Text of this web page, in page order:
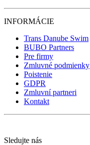
INFORMÁCIE
Trans Danube Swim
BUBO Partners
Pre firmy
Zmluvné podmienky
Poistenie
GDPR
Zmluvní partneri
Kontakt
Sledujte nás